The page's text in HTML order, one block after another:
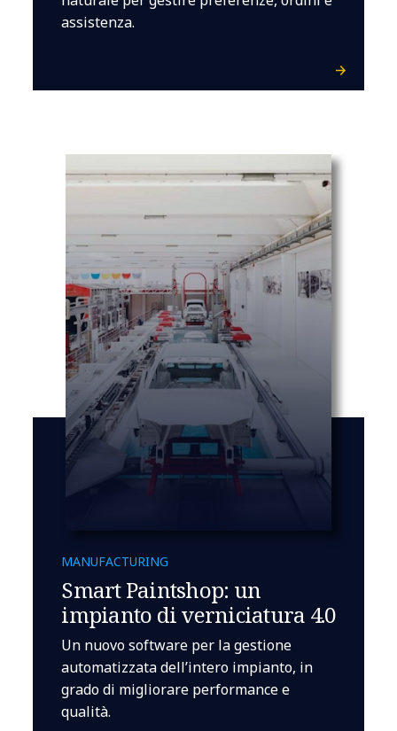
assistenza.
MANUFACTURING
Smart Paintshop: un
impianto di verniciatura 4.0
Un nuovo software per la gestione
automatizzata dell’intero impianto, in
grado di migliorare performance e
qualità.